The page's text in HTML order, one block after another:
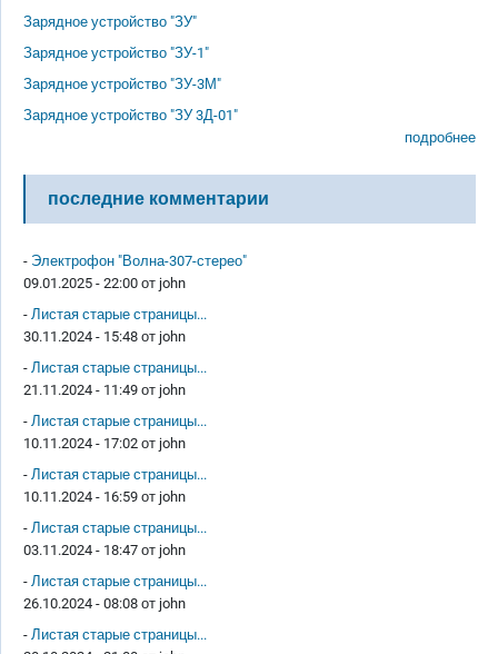
Зарядное устройство "ЗУ"
Зарядное устройство "ЗУ-1"
Зарядное устройство "ЗУ-3М"
Зарядное устройство "ЗУ 3Д-01"
подробнее
последние комментарии
- Электрофон "Волна-307-стерео"
09.01.2025 - 22:00 от john
- Листая старые страницы...
30.11.2024 - 15:48 от john
- Листая старые страницы...
21.11.2024 - 11:49 от john
- Листая старые страницы...
10.11.2024 - 17:02 от john
- Листая старые страницы...
10.11.2024 - 16:59 от john
- Листая старые страницы...
03.11.2024 - 18:47 от john
- Листая старые страницы...
26.10.2024 - 08:08 от john
- Листая старые страницы...